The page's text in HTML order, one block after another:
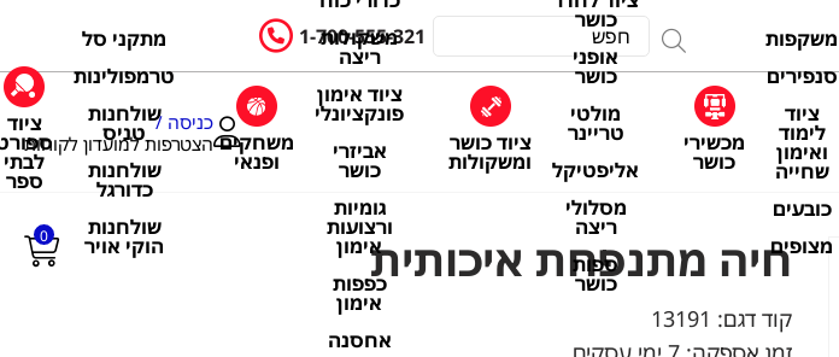
1-700-555-321
משקפות
סנפירים
ציוד
לימוד
ואימון
שחייה
כובעים
מצופים
מכשירי
כושר
כושר
אופני
כושר
מולטי
טריינר
אליפטיקל
מסלולי
ריצה
ספות
כושר
ציוד כושר
ומשקולות
משקולות
ריצה
ציוד אימון
פונקציונלי
אביזרי
כושר
גומיות
ורצועות
אימון
כפפות
אימון
אחסנה
משחקים
ופנאי
מתקני סל
טרמפולינות
שולחנות
טניס
שולחנות
כדורגל
שולחנות
הוקי אויר
ציוד
לבתי
ספר
כניסה /
הצטרפות למועדון לקוחות
0 חיה מתנפחת איכותית
קוד דגם: 13191